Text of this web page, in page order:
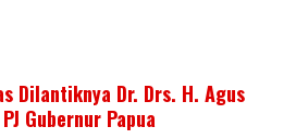
Dilantiknya Dr. Drs. H. Agus
Gubernur Papua